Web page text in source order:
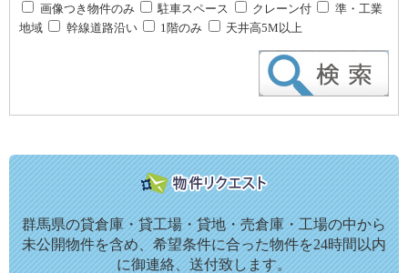
画像つき物件のみ 駐車スペース クレーン付
準・工業
地域
幹線道路沿い 1階のみ 天井高5M以上
群馬県の貸倉庫・貸工場・貸地・売倉庫・工場の中から
未公開物件を含め、希望条件に合った物件を24時間以内
に御連絡、送付致します。